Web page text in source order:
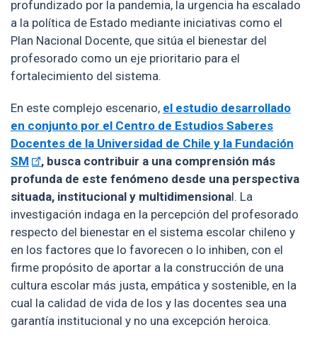
profundizado por la pandemia, la urgencia ha escalado
a la política de Estado mediante iniciativas como el
Plan Nacional Docente, que sitúa el bienestar del
profesorado como un eje prioritario para el
fortalecimiento del sistema.
En este complejo escenario, el estudio desarrollado
en conjunto por el Centro de Estudios Saberes
Docentes de la Universidad de Chile y la Fundación
SM
, busca contribuir a una comprensión más
profunda de este fenómeno desde una perspectiva
situada, institucional y multidimensional. La
investigación indaga en la percepción del profesorado
respecto del bienestar en el sistema escolar chileno y
en los factores que lo favorecen o lo inhiben, con el
firme propósito de aportar a la construcción de una
cultura escolar más justa, empática y sostenible, en la
cual la calidad de vida de los y las docentes sea una
garantía institucional y no una excepción heroica.